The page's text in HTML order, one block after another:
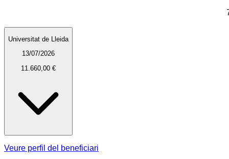
Universitat de Lleida
13/07/2026
11.660,00 €
Veure perfil del beneficiari